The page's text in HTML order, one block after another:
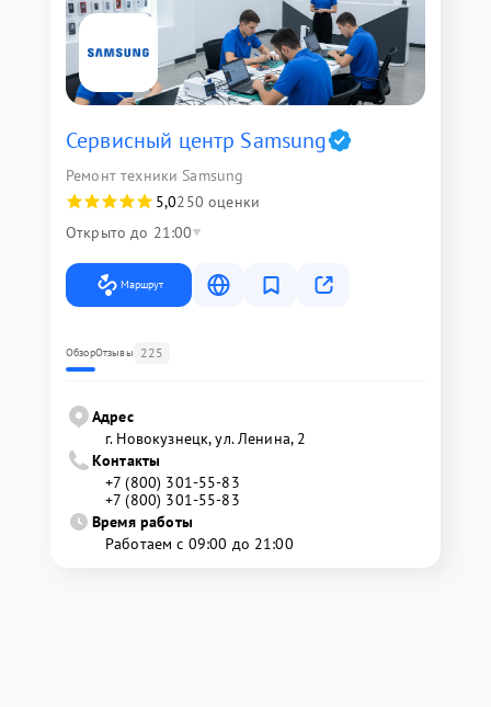
Сервисный центр Samsung
Ремонт техники Samsung
5,0250 оценки
Открыто до 21:00
Маршрут
ОбзорОтзывы 225
Адрес
г. Новокузнецк, ул. Ленина, 2
Контакты
+7 (800) 301-55-83
+7 (800) 301-55-83
Время работы
Работаем с 09:00 до 21:00